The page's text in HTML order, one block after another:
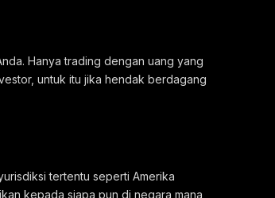
Hanya trading dengan uang yang
untuk itu jika hendak berdagang
tertentu seperti Amerika
kepada siapa pun di negara mana